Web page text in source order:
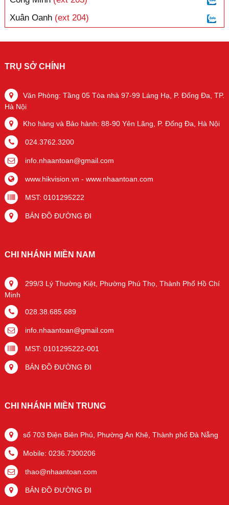
Xuân Oanh (ext 204)
TRỤ SỞ CHÍNH
Văn Phòng: Tầng 05 Tòa nhà 97-99 Láng Hạ, P. Đống Đa, TP.
Hà Nội
Kho hàng và Bảo hành: 88-90 Yên Lãng, P. Đống Đa, Hà Nội
024.3762.3200
info.nhaantoan@gmail.com
www.hikvision.vn - www.nhaantoan.com
MST: 0101295222
BẢN ĐỒ ĐƯỜNG ĐI
CHI NHÁNH MIỀN NAM
299/3 Lý Thường Kiệt, Phường Phú Thọ, Thành Phố Hồ Chí
Minh
028.38.685.689
info.nhaantoan@gmail.com
MST: 0101295222-001
BẢN ĐỒ ĐƯỜNG ĐI
CHI NHÁNH MIỀN TRUNG
số 703 Điện Biên Phủ, Phường An Khê, Thành phố Đà Nẵng
Mobile: 0236.7300206
thao@nhaantoan.com
BẢN ĐỒ ĐƯỜNG ĐI